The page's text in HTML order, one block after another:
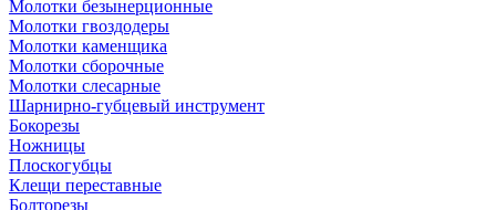
Молотки безынерционные
Молотки гвоздодеры
Молотки каменщика
Молотки сборочные
Молотки слесарные
Шарнирно-губцевый инструмент
Бокорезы
Ножницы
Плоскогубцы
Клещи переставные
Болторезы